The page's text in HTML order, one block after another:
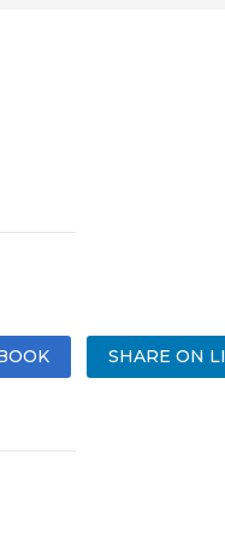
SHARE ON